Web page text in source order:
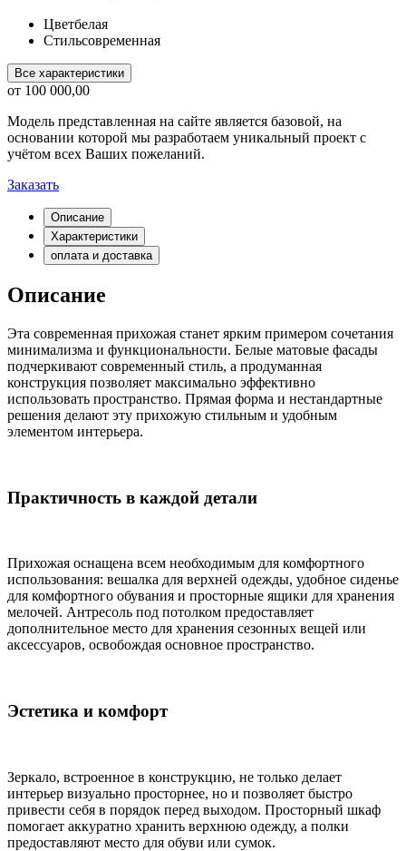
Цветбелая
Стильсовременная
Все характеристики
от 100 000,00
Модель представленная на сайте является базовой, на
основании которой мы разработаем уникальный проект с
учётом всех Ваших пожеланий.
Заказать
Описание
Характеристики
оплата и доставка
Описание
Эта современная прихожая станет ярким примером сочетания
минимализма и функциональности. Белые матовые фасады
подчеркивают современный стиль, а продуманная
конструкция позволяет максимально эффективно
использовать пространство. Прямая форма и нестандартные
решения делают эту прихожую стильным и удобным
элементом интерьера.
Практичность в каждой детали
Прихожая оснащена всем необходимым для комфортного
использования: вешалка для верхней одежды, удобное сиденье
для комфортного обувания и просторные ящики для хранения
мелочей. Антресоль под потолком предоставляет
дополнительное место для хранения сезонных вещей или
аксессуаров, освобождая основное пространство.
Эстетика и комфорт
Зеркало, встроенное в конструкцию, не только делает
интерьер визуально просторнее, но и позволяет быстро
привести себя в порядок перед выходом. Просторный шкаф
помогает аккуратно хранить верхнюю одежду, а полки
предоставляют место для обуви или сумок.